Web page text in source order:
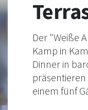
Der "Weiße
Kamp in
Dinner in
einem fünf